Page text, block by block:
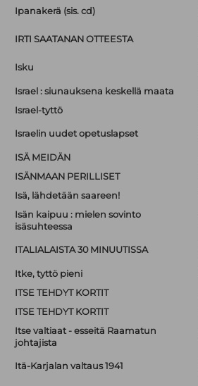
Ipanakerä (sis. cd)
IRTI SAATANAN OTTEESTA
Isku
Israel : siunauksena keskellä maata
Israel-tyttö
Israelin uudet opetuslapset
ISÄ MEIDÄN
ISÄNMAAN PERILLISET
Isä, lähdetään saareen!
Isän kaipuu : mielen sovinto
isäsuhteessa
ITALIALAISTA 30 MINUUTISSA
Itke, tyttö pieni
ITSE TEHDYT KORTIT
ITSE TEHDYT KORTIT
Itse valtiaat - esseitä Raamatun
johtajista
Itä-Karjalan valtaus 1941